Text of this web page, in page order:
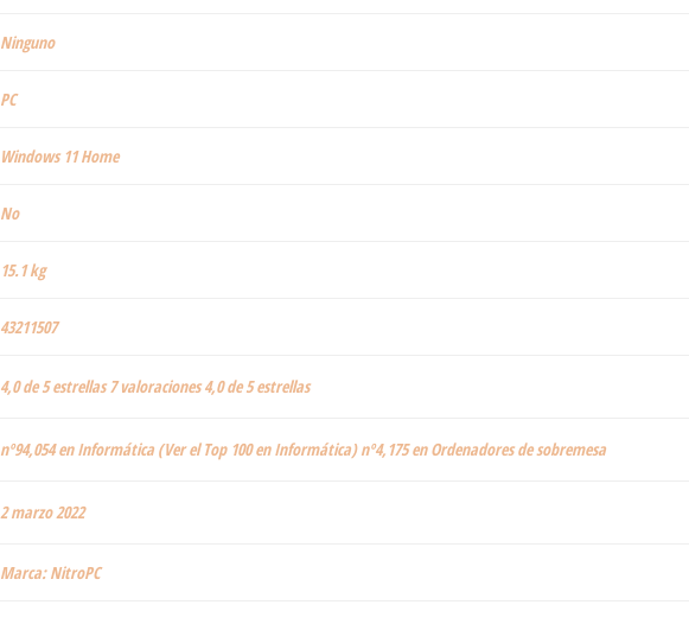
‎Ninguno
‎PC
‎Windows 11 Home
‎No
‎15.1 kg
43211507
4,0 de 5 estrellas 7 valoraciones 4,0 de 5 estrellas
nº94,054 en Informática (Ver el Top 100 en Informática) nº4,175 en Ordenadores de sobremesa
2 marzo 2022
Marca: NitroPC